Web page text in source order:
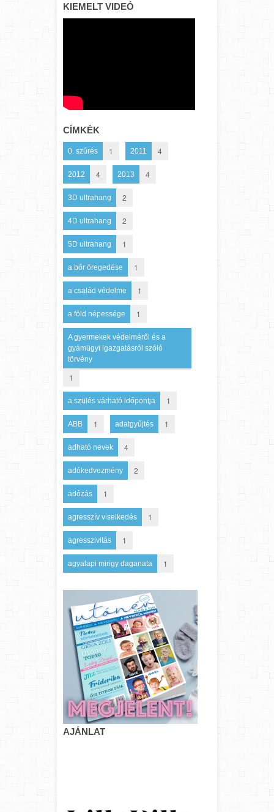
KIEMELT VIDEÓ
CÍMKÉK
0. szűrés 1 2011 4
2012 4 2013 4
3D ultrahang 2
4D ultrahang 2
5D ultrahang 1
a bőr öregedése 1
a család védelme 1
a föld népessége 1
A gyermekek védelméről és a
gyámügyi igazgatásról szóló
törvény
1
a szülés várható időpontja 1
ABB 1 adatgyűjtés 1
adható nevek 4
adókedvezmény 2
adózás 1
agresszív viselkedés 1
agresszivitás 1
agyalapi mirigy daganata 1
AJÁNLAT